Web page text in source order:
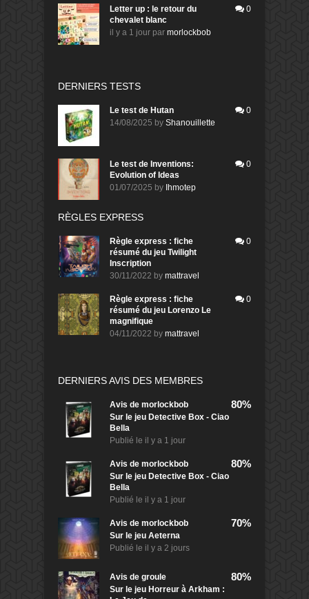
Letter up : le retour du
chevalet blanc
il y a 1 jour par morlockbob
0
DERNIERS TESTS
Le test de Hutan
14/08/2025 by Shanouillette
0
Le test de Inventions:
Evolution of Ideas
01/07/2025 by Ihmotep
0
RÈGLES EXPRESS
Règle express : fiche
résumé du jeu Twilight
Inscription
30/11/2022 by mattravel
0
Règle express : fiche
résumé du jeu Lorenzo Le
magnifique
04/11/2022 by mattravel
0
DERNIERS AVIS DES MEMBRES
Avis de morlockbob
Sur le jeu Detective Box - Ciao
Bella
Publié le il y a 1 jour
80%
Avis de morlockbob
Sur le jeu Detective Box - Ciao
Bella
Publié le il y a 1 jour
80%
Avis de morlockbob
Sur le jeu Aeterna
Publié le il y a 2 jours
70%
Avis de groule
Sur le jeu Horreur à Arkham :
80%